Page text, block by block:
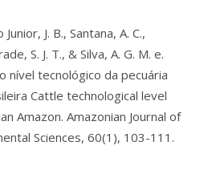
J. B., Santana, A. C.,
S. J. T., & Silva, A. G. M. e.
nível tecnológico da pecuária
Cattle technological level
Amazon. Amazonian Journal of
Sciences, 60(1), 103-111.